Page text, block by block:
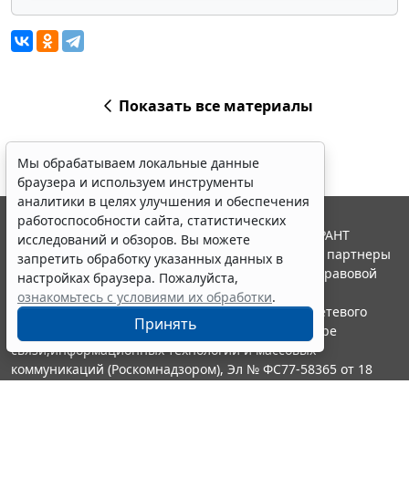
Показать все материалы
Мы обрабатываем локальные данные
браузера и используем инструменты
аналитики в целях улучшения и обеспечения
работоспособности сайта, статистических
исследований и обзоров. Вы можете
запретить обработку указанных данных в
настройках браузера. Пожалуйста,
ознакомьтесь с условиями их обработки.
Принять
© ООО "НПП "ГАРАНТ-СЕРВИС", 2026. Система ГАРАНТ
выпускается с 1990 года. Компания "Гарант" и ее партнеры
являются участниками Российской ассоциации правовой
информации ГАРАНТ.
Портал ГАРАНТ.РУ зарегистрирован в качестве сетевого
издания Федеральной службой по надзору в сфере
связи,информационных технологий и массовых
коммуникаций (Роскомнадзором), Эл № ФС77-58365 от 18